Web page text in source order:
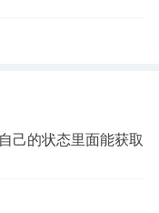
己的状态里面能获取